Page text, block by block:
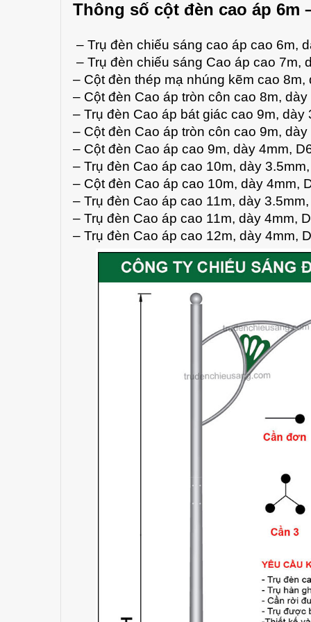
Thông số cột đèn cao áp 6m
– Trụ đèn chiếu sáng cao áp cao 6m,
– Trụ đèn chiếu sáng Cao áp cao 7m,
– Cột đèn thép mạ nhúng kẽm cao
– Cột đèn Cao áp tròn côn cao 8m,
– Trụ đèn Cao áp bát giác cao 9m,
– Cột đèn Cao áp tròn côn cao 9m,
– Cột đèn Cao áp cao 9m, dày 4mm,
– Trụ đèn Cao áp cao 10m, dày
– Cột đèn Cao áp cao 10m, dày 4mm,
– Trụ đèn Cao áp cao 11m, dày
– Trụ đèn Cao áp cao 11m, dày 4mm,
– Trụ đèn Cao áp cao 12m, dày 4mm,